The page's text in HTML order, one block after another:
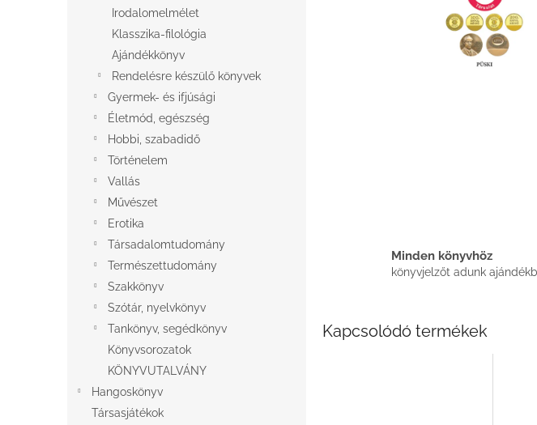
Irodalomelmélet
Klasszika-filológia
Ajándékkönyv
Rendelésre készülő könyvek
Gyermek- és ifjúsági
Életmód, egészség
Hobbi, szabadidő
Történelem
Vallás
Művészet
Erotika
Társadalomtudomány
Természettudomány
Szakkönyv
Szótár, nyelvkönyv
Tankönyv, segédkönyv
Könyvsorozatok
KÖNYVUTALVÁNY
Hangoskönyv
Társasjátékok
Minden könyvhöz
könyvjelzőt adunk
Kapcsolódó termékek